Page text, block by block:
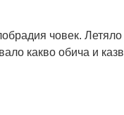
човек. Летяло
какво обича и